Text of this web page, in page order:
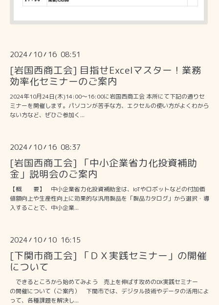
2024/ 10/ 16 08:51
[岩国西商工会] 目指せExcelマスター！業務
効率化セミナーのご案内
2024年10月24日(木)14:00～16:00に岩国西商工会 本所にて下記の通りセ
ミナーを開催します。パソコンが苦手な方、エクセルの使い方がよくわから
ない方など、ぜひご参加く...
2024/ 10/ 16 08:37
[岩国西商工会] 「中小企業省力化投資補助
金」説明会のご案内
【概 要】 中小企業省力化投資補助金は、IoTやロボットなどの付加価
値額向上や生産性向上に効果的な汎用製品を「製品カタログ」から選択・導
入することで、中小企業...
2024/ 10/ 10 16:15
[下関市商工会] 「ＤＸ実践セミナー」の開催
について
できるところから始めてみよう 売上を伸ばす攻めのDX実践セミナー
の開催について（ご案内） 下関市では、デジタル技術やデータの活用によ
って、各種課題を解決し...